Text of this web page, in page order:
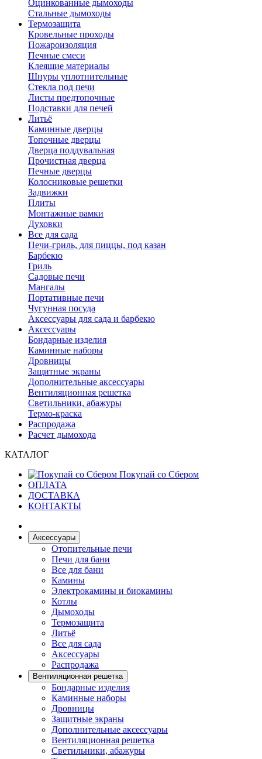
Оцинкованные дымоходы
Стальные дымоходы
Термозащита
Кровельные проходы
Пожароизоляция
Печные смеси
Клеящие материалы
Шнуры уплотнительные
Стекла под печи
Листы предтопочные
Подставки для печей
Литьё
Каминные дверцы
Топочные дверцы
Дверца поддувальная
Прочистная дверца
Печные дверцы
Колосниковые решетки
Задвижки
Плиты
Монтажные рамки
Духовки
Все для сада
Печи-гриль, для пиццы, под казан
Барбекю
Гриль
Садовые печи
Мангалы
Портативные печи
Чугунная посуда
Аксессуары для сада и барбекю
Аксессуары
Бондарные изделия
Каминные наборы
Дровницы
Защитные экраны
Дополнительные аксессуары
Вентиляционная решетка
Светильники, абажуры
Термо-краска
Распродажа
Расчет дымохода
КАТАЛОГ
Покупай со Сбером
ОПЛАТА
ДОСТАВКА
КОНТАКТЫ
Аксессуары
Отопительные печи
Печи для бани
Все для бани
Камины
Электрокамины и биокамины
Котлы
Дымоходы
Термозащита
Литьё
Все для сада
Аксессуары
Распродажа
Вентиляционная решетка
Бондарные изделия
Каминные наборы
Дровницы
Защитные экраны
Дополнительные аксессуары
Вентиляционная решетка
Светильники, абажуры